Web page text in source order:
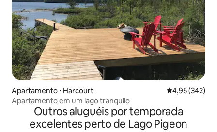
Apartamento ⋅ Harcourt 4,95 de uma
4,95 (342)
Apartamento em um lago tranquilo
Outros aluguéis por temporada
excelentes perto de Lago Pigeon